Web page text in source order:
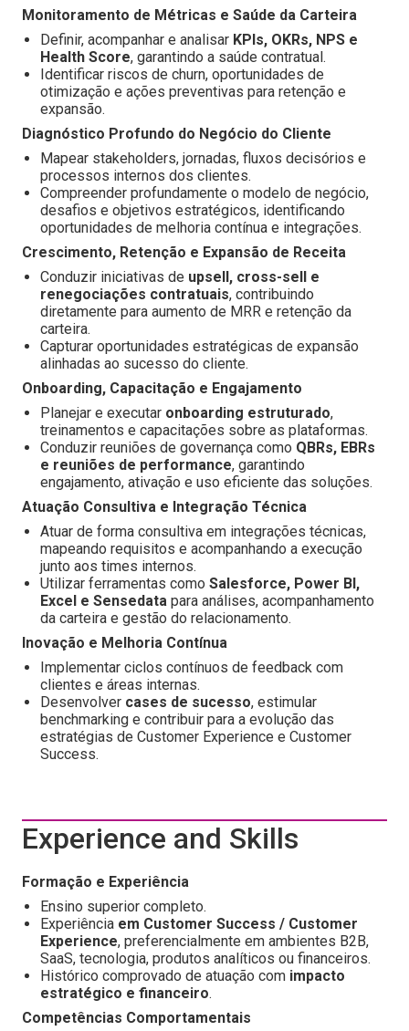
Monitoramento de Métricas e Saúde da Carteira
Definir, acompanhar e analisar KPIs, OKRs, NPS e
Health Score, garantindo a saúde contratual.
Identificar riscos de churn, oportunidades de
otimização e ações preventivas para retenção e
expansão.
Diagnóstico Profundo do Negócio do Cliente
Mapear stakeholders, jornadas, fluxos decisórios e
processos internos dos clientes.
Compreender profundamente o modelo de negócio,
desafios e objetivos estratégicos, identificando
oportunidades de melhoria contínua e integrações.
Crescimento, Retenção e Expansão de Receita
Conduzir iniciativas de upsell, cross-sell e
renegociações contratuais, contribuindo
diretamente para aumento de MRR e retenção da
carteira.
Capturar oportunidades estratégicas de expansão
alinhadas ao sucesso do cliente.
Onboarding, Capacitação e Engajamento
Planejar e executar onboarding estruturado,
treinamentos e capacitações sobre as plataformas.
Conduzir reuniões de governança como QBRs, EBRs
e reuniões de performance, garantindo
engajamento, ativação e uso eficiente das soluções.
Atuação Consultiva e Integração Técnica
Atuar de forma consultiva em integrações técnicas,
mapeando requisitos e acompanhando a execução
junto aos times internos.
Utilizar ferramentas como Salesforce, Power BI,
Excel e Sensedata para análises, acompanhamento
da carteira e gestão do relacionamento.
Inovação e Melhoria Contínua
Implementar ciclos contínuos de feedback com
clientes e áreas internas.
Desenvolver cases de sucesso, estimular
benchmarking e contribuir para a evolução das
estratégias de Customer Experience e Customer
Success.
Experience and Skills
Formação e Experiência
Ensino superior completo.
Experiência em Customer Success / Customer
Experience, preferencialmente em ambientes B2B,
SaaS, tecnologia, produtos analíticos ou financeiros.
Histórico comprovado de atuação com impacto
estratégico e financeiro.
Competências Comportamentais